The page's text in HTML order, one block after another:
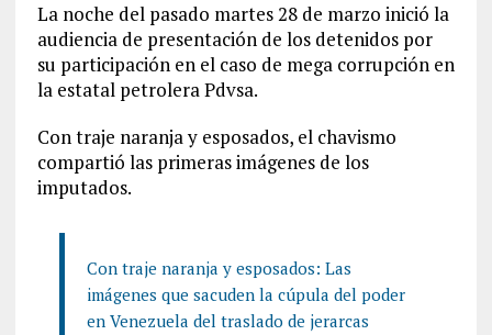
La noche del pasado martes 28 de marzo inició la
audiencia de presentación de los detenidos por
su participación en el caso de mega corrupción en
la estatal petrolera Pdvsa.
Con traje naranja y esposados, el chavismo
compartió las primeras imágenes de los
imputados.
Con traje naranja y esposados: Las
imágenes que sacuden la cúpula del poder
en Venezuela del traslado de jerarcas